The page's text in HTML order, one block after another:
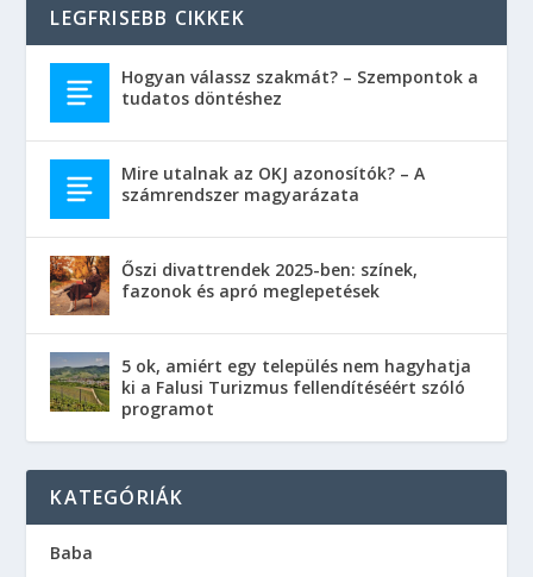
LEGFRISEBB CIKKEK
Hogyan válassz szakmát? – Szempontok a
tudatos döntéshez
Mire utalnak az OKJ azonosítók? – A
számrendszer magyarázata
Őszi divattrendek 2025-ben: színek,
fazonok és apró meglepetések
5 ok, amiért egy település nem hagyhatja
ki a Falusi Turizmus fellendítéséért szóló
programot
KATEGÓRIÁK
Baba